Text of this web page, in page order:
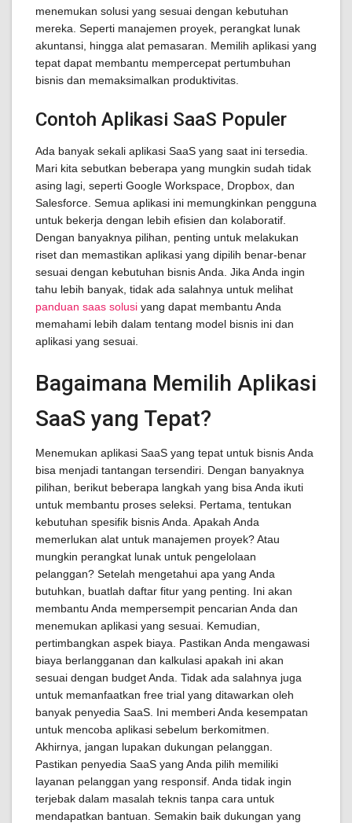
menemukan solusi yang sesuai dengan kebutuhan
mereka. Seperti manajemen proyek, perangkat lunak
akuntansi, hingga alat pemasaran. Memilih aplikasi yang
tepat dapat membantu mempercepat pertumbuhan
bisnis dan memaksimalkan produktivitas.
Contoh Aplikasi SaaS Populer
Ada banyak sekali aplikasi SaaS yang saat ini tersedia.
Mari kita sebutkan beberapa yang mungkin sudah tidak
asing lagi, seperti Google Workspace, Dropbox, dan
Salesforce. Semua aplikasi ini memungkinkan pengguna
untuk bekerja dengan lebih efisien dan kolaboratif.
Dengan banyaknya pilihan, penting untuk melakukan
riset dan memastikan aplikasi yang dipilih benar-benar
sesuai dengan kebutuhan bisnis Anda. Jika Anda ingin
tahu lebih banyak, tidak ada salahnya untuk melihat
panduan saas solusi yang dapat membantu Anda
memahami lebih dalam tentang model bisnis ini dan
aplikasi yang sesuai.
Bagaimana Memilih Aplikasi
SaaS yang Tepat?
Menemukan aplikasi SaaS yang tepat untuk bisnis Anda
bisa menjadi tantangan tersendiri. Dengan banyaknya
pilihan, berikut beberapa langkah yang bisa Anda ikuti
untuk membantu proses seleksi. Pertama, tentukan
kebutuhan spesifik bisnis Anda. Apakah Anda
memerlukan alat untuk manajemen proyek? Atau
mungkin perangkat lunak untuk pengelolaan
pelanggan? Setelah mengetahui apa yang Anda
butuhkan, buatlah daftar fitur yang penting. Ini akan
membantu Anda mempersempit pencarian Anda dan
menemukan aplikasi yang sesuai. Kemudian,
pertimbangkan aspek biaya. Pastikan Anda mengawasi
biaya berlangganan dan kalkulasi apakah ini akan
sesuai dengan budget Anda. Tidak ada salahnya juga
untuk memanfaatkan free trial yang ditawarkan oleh
banyak penyedia SaaS. Ini memberi Anda kesempatan
untuk mencoba aplikasi sebelum berkomitmen.
Akhirnya, jangan lupakan dukungan pelanggan.
Pastikan penyedia SaaS yang Anda pilih memiliki
layanan pelanggan yang responsif. Anda tidak ingin
terjebak dalam masalah teknis tanpa cara untuk
mendapatkan bantuan. Semakin baik dukungan yang